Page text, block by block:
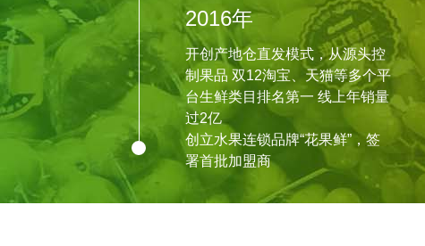
2016年
开创产地仓直发模式，从源头控
制果品 双12淘宝、天猫等多个平
台生鲜类目排名第一 线上年销量
过2亿
创立水果连锁品牌“花果鲜”，签
署首批加盟商